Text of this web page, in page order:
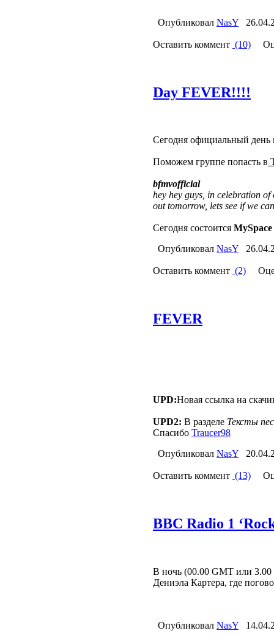
Опубликовал NasY
Оставить коммент (10)
Day FEVER!!!!
Сегодня официальный день
Поможем группе попасть в
bfmvofficial
hey hey guys, in celebration
out tomorrow, lets see if we
Сегодня состоится
Опубликовал NasY
Оставить коммент (2)
FEVER
UPD:Новая ссылка на
UPD2: В разделе Тексты
Спасибо Traucer98
Опубликовал NasY
Оставить коммент (13)
BBC Radio 1
В ночь (00.00 GMT или 3.00
Дениэла Картера, где
Опубликовал NasY